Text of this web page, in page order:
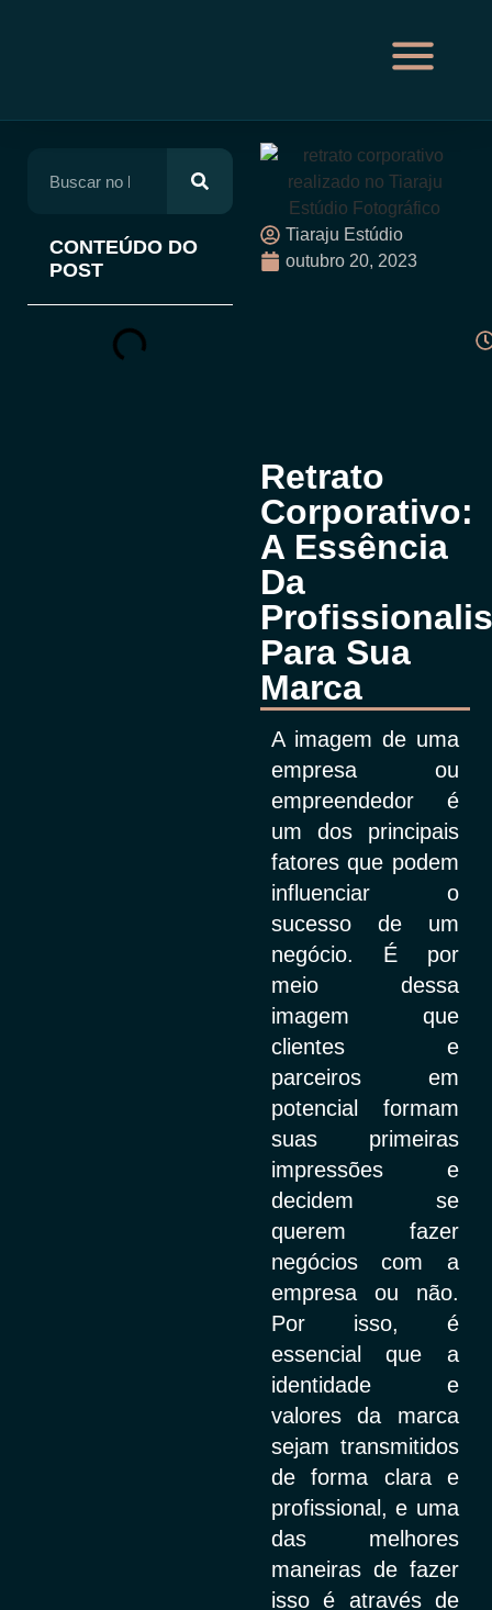
Tiaraju Estúdio
outubro 20, 2023
Retrato
Corporativo:
A Essência
Da
Para Sua
Marca
A imagem de uma
empresa ou
empreendedor é
um dos principais
fatores que podem
influenciar o
sucesso de um
negócio. É por
meio dessa
imagem que
clientes e
parceiros em
potencial formam
suas primeiras
impressões e
decidem se
querem fazer
negócios com a
empresa ou não.
Por isso, é
essencial que a
identidade e
valores da marca
sejam transmitidos
de forma clara e
profissional, e uma
das melhores
maneiras de fazer
isso é através de
CONTEÚDO DO
POST